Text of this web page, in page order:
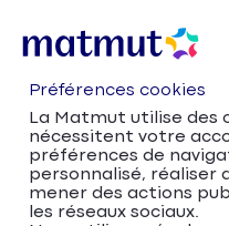
Préférences cookies
La Matmut utilise des
nécessitent votre
préférences de
personnalisé, réaliser
mener des actions
les réseaux sociaux.